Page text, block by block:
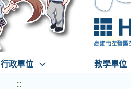
行政單位 教學單位
:::